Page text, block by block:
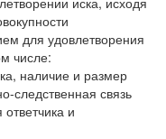
для удовлетворения
числе:
наличие и размер
следственная связь
и